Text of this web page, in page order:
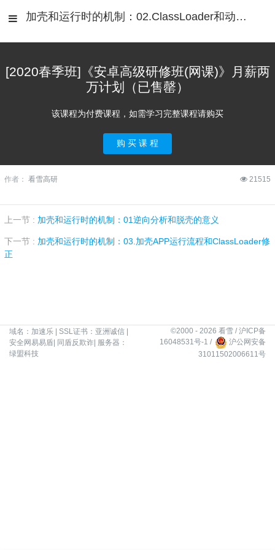
加壳和运行时的机制：02.ClassLoader和动态加载
[2020春季班]《安卓高级研修班(网课)》月薪两
万计划（已售罄）
该课程为付费课程，如需学习完整课程请购买
购 买 课 程
作者： 看雪高研 21515
上一节 : 加壳和运行时的机制：01逆向分析和脱壳的意义
下一节 : 加壳和运行时的机制：03.加壳APP运行流程和ClassLoader修
正
域名： 加速乐 | SSL证书： 亚洲诚信 |
安全网易易盾| 同盾反欺诈| 服务器：
绿盟科技
©2000 - 2026 看雪 / 沪ICP备
16048531号-1 /
沪公网安备
31011502006611号